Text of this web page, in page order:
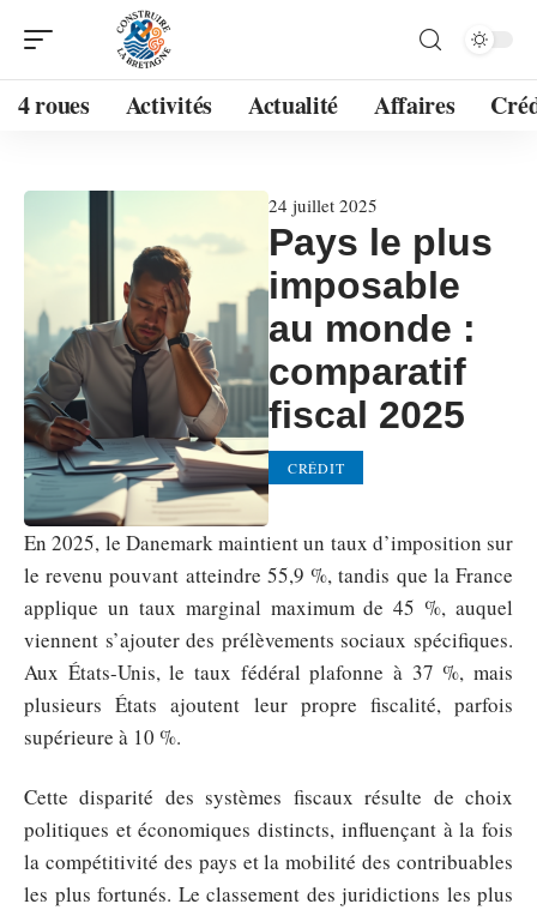
4 roues Activités Actualité Affaires
24 juillet 2025
Pays le plus
imposable
au monde :
comparatif
fiscal 2025
CRÉDIT
En 2025, le Danemark maintient un taux d’imposition sur
le revenu pouvant atteindre 55,9 %, tandis que la France
applique un taux marginal maximum de 45 %, auquel
viennent s’ajouter des prélèvements sociaux spécifiques.
Aux États-Unis, le taux fédéral plafonne à 37 %, mais
plusieurs États ajoutent leur propre fiscalité, parfois
supérieure à 10 %.
Cette disparité des systèmes fiscaux résulte de choix
politiques et économiques distincts, influençant à la fois
la compétitivité des pays et la mobilité des contribuables
les plus fortunés. Le classement des juridictions les plus